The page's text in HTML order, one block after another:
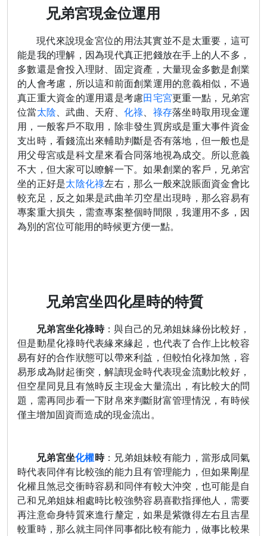
兄弟宮現金位運用
現代來說現金宮位的用法其實並不是太重要，這可
能是我的理解，因為現代真正把錢放在手上的人不多，
多數還是會投入理財、固定資產，大量現金多數是創業
的人會考慮，所以這和前面創業運用的意義相似，不過
真正重大資金的運用還是考慮田宅宮更重一點，兄弟宮
位當太陰、武曲、天府、 化祿、 祿存落坐時取用現金運
用，一般客戶不取用，除非發生買房或是重大事件資金
支出時，看錢流出來輔助判斷是否有落地，但一般也是
用父母宮或是科文星來看合同落地視為成交。所以意義
不大，但大家可以瞭解一下。如果創業的客戶，兄弟宮
坐的正好是太陰化祿左右，那么一般來說賬面資金會比
較充足，反之如果是武曲羊刃空星出現時，那么容易有
專案重大損失，需查專案整個時間限，我運用不多，因
為別的宮位可能用的時候更方便一點。
兄弟宮坐四化星時的特質
兄弟宮坐化祿時：與自己的兄弟姐妹緣份比較好，
但是動星化祿時代表緣來緣起，也代表了合作上比較容
易有好的合作狀態可以帶來利益，但較怕化祿加煞，容
易形成為財起衝突，解讀現金時代表現金流動比較好，
但空星同見且有煞時反主現金大量流出，有比較大的問
題，需再同步看一下財帛來判斷財富管理情況，有時候
僅主增加固資而造成的現金流出。
兄弟宮坐化權時：兄弟姐妹較有能力，當形成同氣
時代表同伴有比較強的能力且有管理能力，但如果剛星
化權且煞忌交衝時容易和同伴有較大沖突，也可能是自
己和兄弟姐妹相處時比較強勢容易喜歡指揮他人，需要
再注意命身特質來進行釐定，如果是紫微得左右且吉星
較重時，那么就主同伴同事都比較有能力，做事比較果